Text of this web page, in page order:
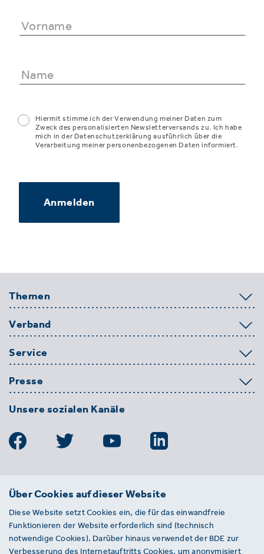
Hiermit stimme ich der Verwendung meiner Daten zum
Zweck des personalisierten Newsletterversands zu. Ich habe
mich in der Datenschutzerklärung ausführlich über die
Verarbeitung meiner personenbezogenen Daten informiert.
Anmelden
Themen
Verband
Service
Presse
Unsere sozialen Kanäle
BDE
Entsorgungs-, Wasser- und
Kreislaufwirtschaft e. V.
Von-der-Heydt-Straße 2
Über Cookies auf dieser Website
Diese Website setzt Cookies ein, die für das einwandfreie
Funktionieren der Website erforderlich sind (technisch
notwendige Cookies). Darüber hinaus verwendet der BDE zur
Verbesserung des Internetauftritts Cookies, um anonymisiert